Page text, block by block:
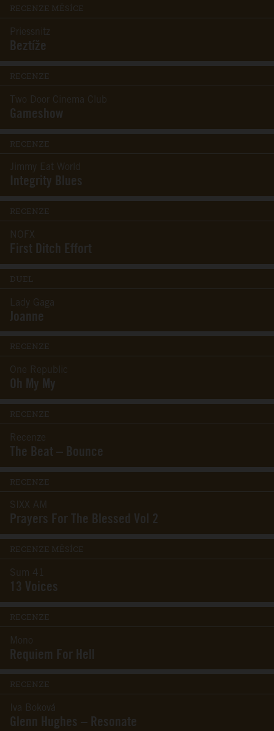
RECENZE MĚSÍCE
Priessnitz
Beztíže
RECENZE
Two Door Cinema Club
Gameshow
RECENZE
Jimmy Eat World
Integrity Blues
RECENZE
NOFX
First Ditch Effort
DUEL
Lady Gaga
Joanne
RECENZE
One Republic
Oh My My
RECENZE
Recenze
The Beat – Bounce
RECENZE
SIXX AM
Prayers For The Blessed Vol 2
RECENZE MĚSÍCE
Sum 41
13 Voices
RECENZE
Mono
Requiem For Hell
RECENZE
Iva Boková
Glenn Hughes – Resonate